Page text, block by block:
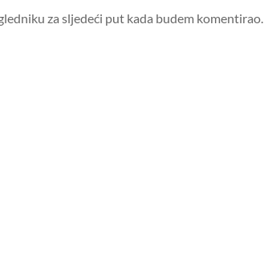
za sljedeći put kada budem komentirao.